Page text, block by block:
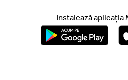
Instalează aplicația